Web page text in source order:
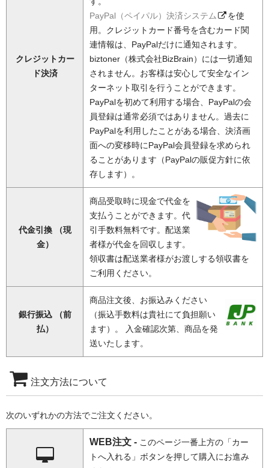
クレジットカー
ド決済
PayPal（ペイパル）決済システム
を使
用。クレジットカード番号を含むカード関
連情報は、PayPalだけに通知されます。
biztoner（株式会社BizBrain）には一切通知
されません。お客様は安心して安全なイン
ターネット取引を行うことができます。
PayPalを初めて利用する場合、PayPalの会
員登録は通常必須ではありません。過去に
PayPalを利用したことがある場合、決済画
面への変移時にPayPal会員登録を求められ
ることがあります（PayPalの販促方針に依
存します）。
代金引換 （現
金）
商品受取時に現金で代金を
支払うことができます。代
引手数料無料です。配送業
者様が代金を回収します。
領収書は配送業者様がお渡しする領収書を
ご利用ください。
銀行振込 （前
払）
商品注文後、お振込みください
（振込手数料は貴社にて負担願い
ます）。 入金確認次第、商品を発
送いたします。
注文方法について
次のいずれかの方法でご注文ください。
WEB注文 - このページ一番上方の「カー
トへ入れる」ボタンを押して購入にお進み